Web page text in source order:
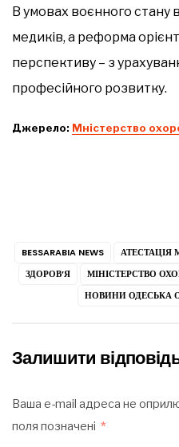
В умовах воєнного стану
медиків, а реформа
перспективу – з
професійного розвитку.
Джерело: Мністерство
BESSARABIA NEWS АТЕСТАЦІЯ
ЗДОРОВ’Я
МІНІСТЕРСТВО
НОВИНИ ОДЕСЬКА
Залишити
Ваша e-mail адреса не
поля позначені *